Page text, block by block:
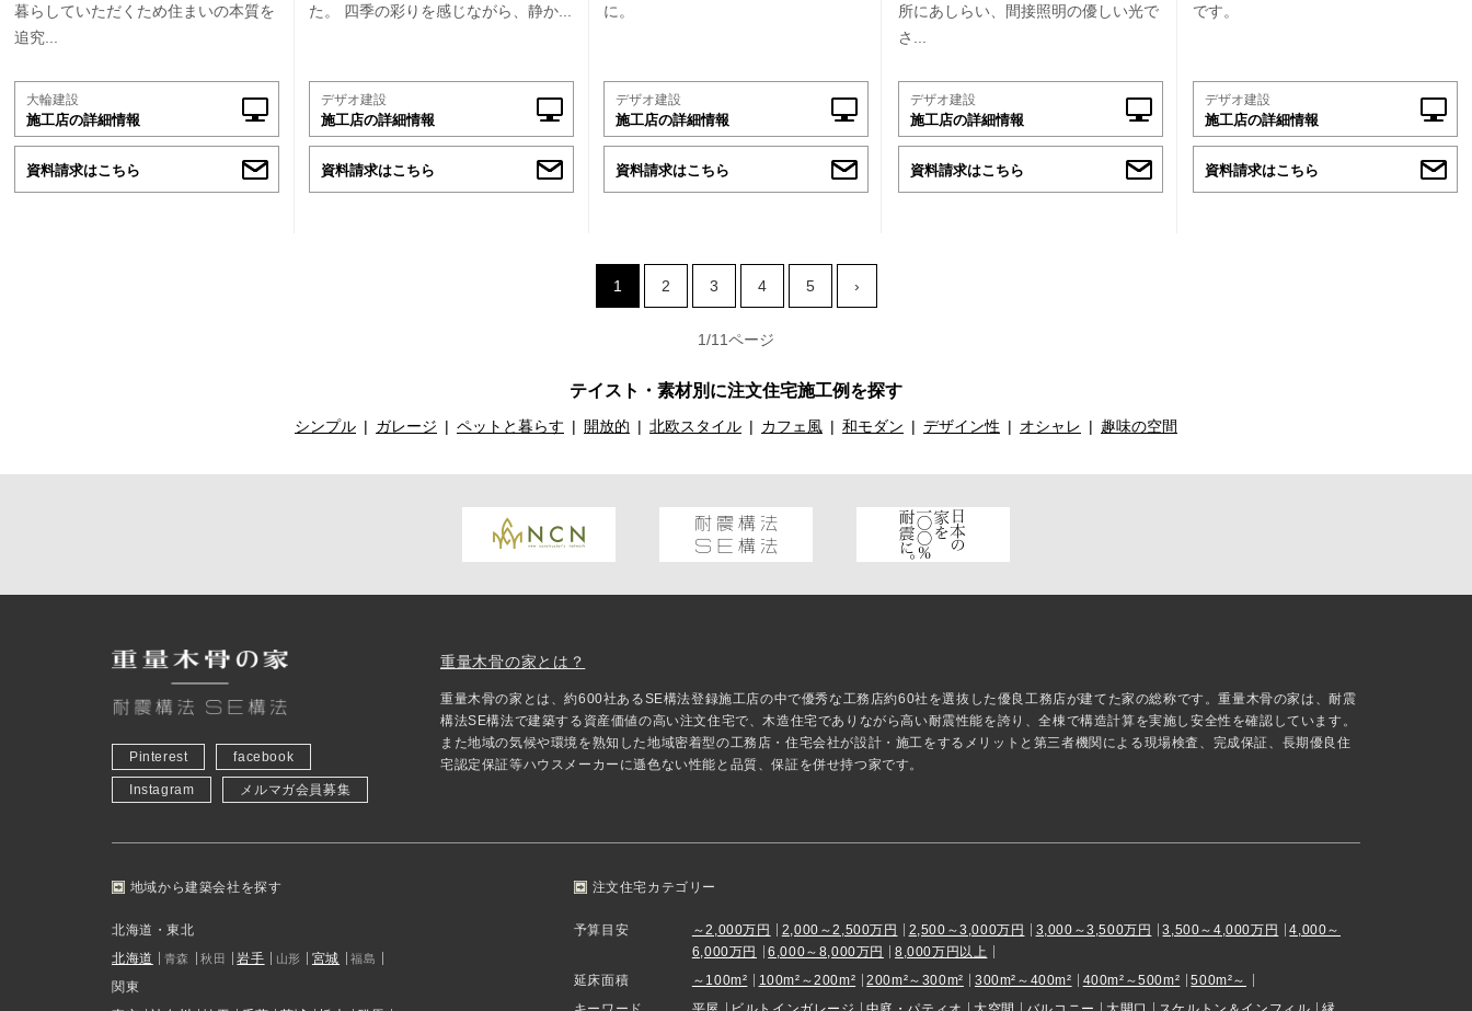
暮らしていただくため住まいの本質を
追究...
大輪建設
施工店の詳細情報
資料請求はこちら
た。 四季の彩りを感じながら、静か...
デザオ建設
施工店の詳細情報
資料請求はこちら
に。
デザオ建設
施工店の詳細情報
資料請求はこちら
所にあしらい、間接照明の優しい光で
さ...
デザオ建設
施工店の詳細情報
資料請求はこちら
です。
デザオ建設
施工店の詳細情報
資料請求はこちら
1 2 3 4 5 ›
1/11ページ
テイスト・素材別に注文住宅施工例を探す
シンプル ガレージ ペットと暮らす 開放的 北欧スタイル カフェ風 和モダン デザイン性 オシャレ 趣味の空間
Pinterest facebook
Instagram メルマガ会員募集
重量木骨の家とは？
重量木骨の家とは、約600社あるSE構法登録施工店の中で優秀な工務店約60社を選抜した優良工務店が建てた家の総称です。重量木骨の家は、耐震
構法SE構法で建築する資産価値の高い注文住宅で、木造住宅でありながら高い耐震性能を誇り、全棟で構造計算を実施し安全性を確認しています。
また地域の気候や環境を熟知した地域密着型の工務店・住宅会社が設計・施工をするメリットと第三者機関による現場検査、完成保証、長期優良住
宅認定保証等ハウスメーカーに遜色ない性能と品質、保証を併せ持つ家です。
地域から建築会社を探す
北海道・東北
北海道
青森 秋田 岩手 山形 宮城 福島
関東
注文住宅カテゴリー
予算目安 ～2,000万円 2,000～2,500万円 2,500～3,000万円 3,000～3,500万円 3,500～4,000万円
4,000～
6,000万円
6,000～8,000万円
8,000万円以上
延床面積
～100m² 100m²～200m² 200m²～300m² 300m²～400m² 400m²～500m²
500m²～